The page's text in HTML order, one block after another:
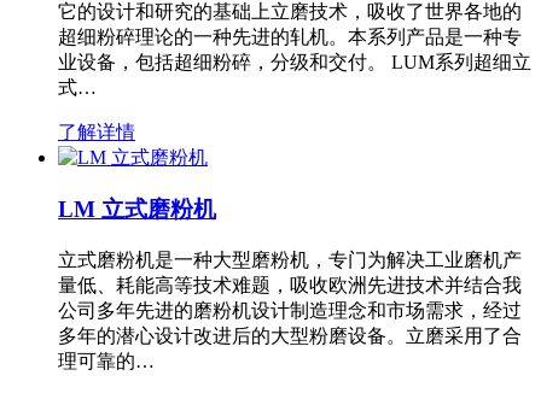
它的设计和研究的基础上立磨技术，吸收了世界各地的
超细粉碎理论的一种先进的轧机。本系列产品是一种专
业设备，包括超细粉碎，分级和交付。 LUM系列超细立
式…
了解详情
LM 立式磨粉机
立式磨粉机是一种大型磨粉机，专门为解决工业磨机产
量低、耗能高等技术难题，吸收欧洲先进技术并结合我
公司多年先进的磨粉机设计制造理念和市场需求，经过
多年的潜心设计改进后的大型粉磨设备。立磨采用了合
理可靠的…